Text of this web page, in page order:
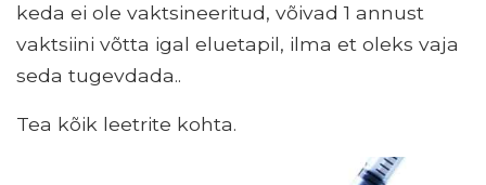
keda ei ole vaktsineeritud, võivad 1 annust
vaktsiini võtta igal eluetapil, ilma et oleks vaja
seda tugevdada..
Tea kõik leetrite kohta.